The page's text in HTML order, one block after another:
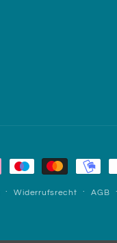
Widerrufsrecht AGB